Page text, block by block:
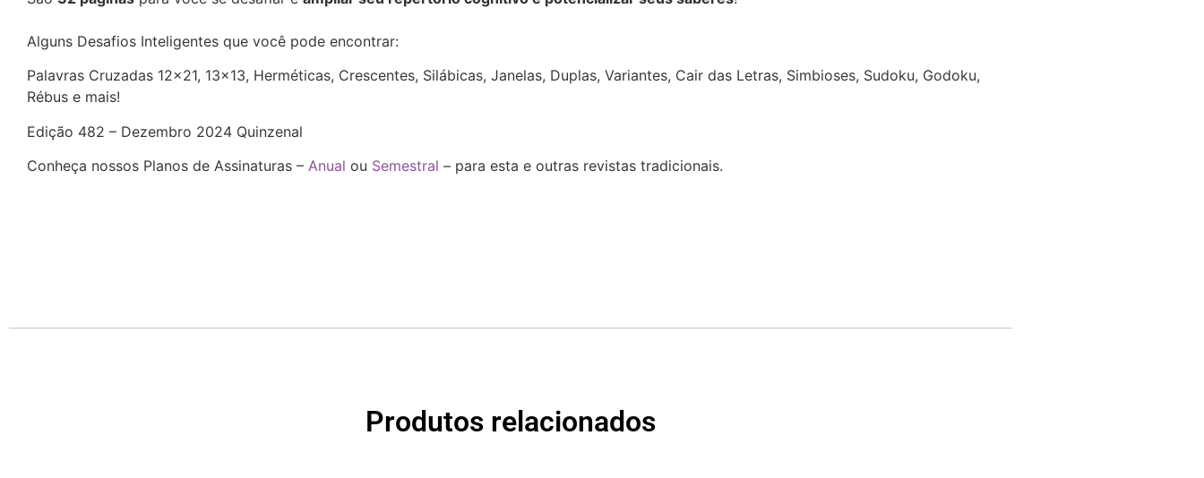
Alguns Desafios Inteligentes que você pode encontrar:
Palavras Cruzadas 12×21, 13×13, Herméticas, Crescentes, Silábicas, Janelas, Duplas, Variantes, Cair das Letras, Simbioses, Sudoku, Godoku,
Rébus e mais!
Edição 482 – Dezembro 2024 Quinzenal
Conheça nossos Planos de Assinaturas – Anual ou Semestral – para esta e outras revistas tradicionais.
Produtos relacionados